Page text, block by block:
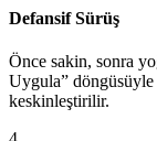
Defansif Sürüş
Önce sakin, sonra
Uygula”
keskinleştirilir.